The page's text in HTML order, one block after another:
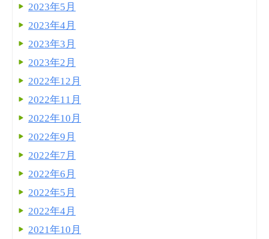
2023年5月
2023年4月
2023年3月
2023年2月
2022年12月
2022年11月
2022年10月
2022年9月
2022年7月
2022年6月
2022年5月
2022年4月
2021年10月